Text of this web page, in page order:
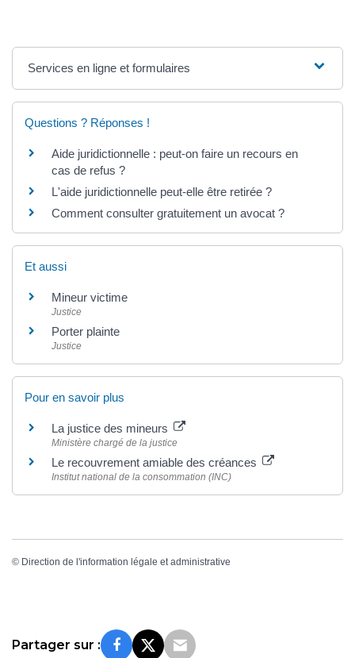
Services en ligne et formulaires
Questions ? Réponses !
Aide juridictionnelle : peut-on faire un recours en
cas de refus ?
L'aide juridictionnelle peut-elle être retirée ?
Comment consulter gratuitement un avocat ?
Et aussi
Mineur victime
Justice
Porter plainte
Justice
Pour en savoir plus
La justice des mineurs
Ministère chargé de la justice
Le recouvrement amiable des créances
Institut national de la consommation (INC)
© Direction de l'information légale et administrative
Partager sur :